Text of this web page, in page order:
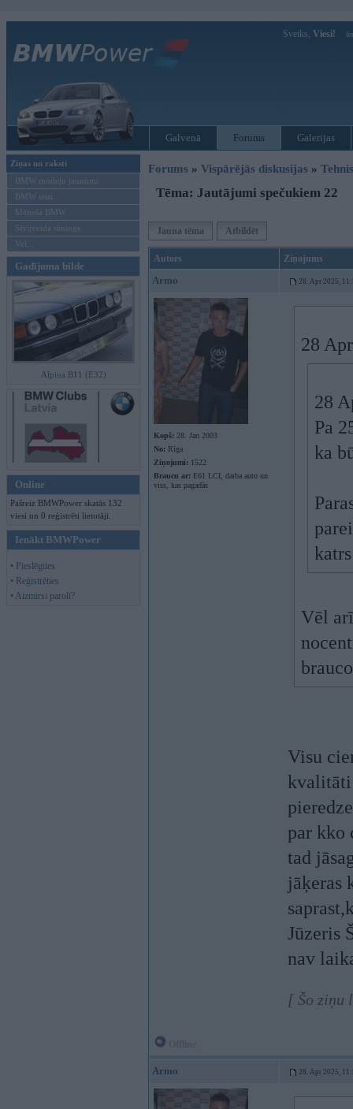
Sveiks, Viesi!
Galvenā Forums Galerijas
Ziņas un raksti
BMW modeļu jaunumi
BMW testi
Mēneša BMW
Sērijveida tūnings
Vel...
Gadījuma bilde
Alpina B11 (E32)
Online
Pašreiz BMWPower skatās 132
viesi un 0 reģistrēti lietotāji.
Ienākt BMWPower
• Pieslēgties
• Reģistrēties
• Aizmirsi paroli?
Forums » Vispārējās diskusijas »
Tēma: Jautājumi spečukiem 22
Jauna tēma Atbildēt
Autors Ziņojums
Armo 28. Apr 2025,
Kopš: 28. Jan 2003
No: Rīga
Ziņojumi: 1522
Braucu ar: E61 LCI, darba auto un
viss, kas pagadās
28
28
Pa
ka
Vēl
Visu
kvalitāti
par kko
tad
jāķeras
Jūzeris
nav
[ Šo ziņu
Armo 28. Apr 2025,